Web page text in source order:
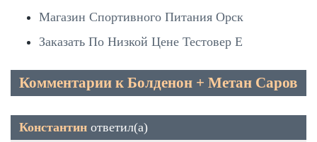
Магазин Спортивного Питания Орск
Заказать По Низкой Цене Тестовер Е
Комментарии к Болденон + Метан Саров
Константин ответил(а)